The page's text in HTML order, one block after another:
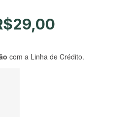
29,00
com a Linha de Crédito.